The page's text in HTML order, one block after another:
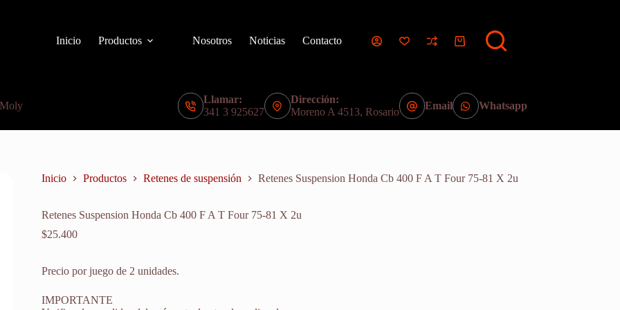
Inicio
Productos Nosotros Noticias Contacto
Carro
Llamar:
341 3 925627
Dirección:
Moreno A 4513, Rosario
Email Whatsapp
Inicio Productos Retenes de suspensión Retenes Suspension Honda Cb 400 F A T Four 75-81 X 2u
Retenes Suspension Honda Cb 400 F A T Four 75-81 X 2u
$25.400
Precio por juego de 2 unidades.
IMPORTANTE